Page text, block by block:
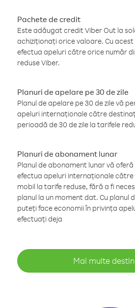
Pachete de credit
Este adăugat credit Viber Out la
achiziționați orice valoare. Cu
efectua apeluri către orice număr
reduse Viber.
Planuri de apelare pe 30 de zile
Planul de apelare pe 30 de zile vă
apeluri internaționale către
perioadă de 30 de zile la tarifele
Planuri de abonament lunar
Planul de abonament lunar vă
efectua apeluri internaționale către
mobil la tarife reduse, fără a fi
planul la un moment dat. Cu planul
puteți face economii în privința
efectuați deja
Mai multe